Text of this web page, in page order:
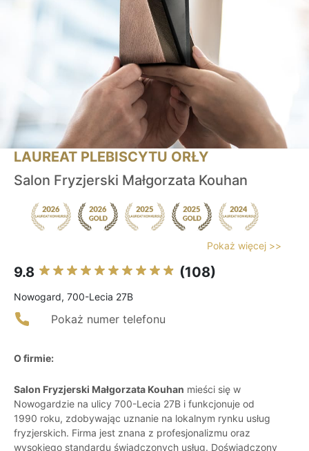
LAUREAT PLEBISCYTU ORŁY
Salon Fryzjerski Małgorzata Kouhan
Pokaż więcej >>
9.8 (108)
Nowogard, 700-Lecia 27B
Pokaż numer telefonu
O firmie:
Salon Fryzjerski Małgorzata Kouhan mieści się w
Nowogardzie na ulicy 700-Lecia 27B i funkcjonuje od
1990 roku, zdobywając uznanie na lokalnym rynku usług
fryzjerskich. Firma jest znana z profesjonalizmu oraz
wysokiego standardu świadczonych usług. Doświadczony